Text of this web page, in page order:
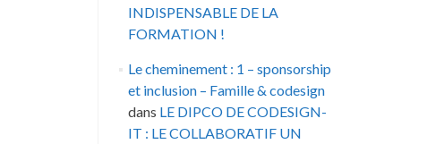
INDISPENSABLE DE LA
FORMATION !
Le cheminement : 1 – sponsorship
et inclusion – Famille & codesign
dans LE DIPCO DE CODESIGN-
IT : LE COLLABORATIF UN